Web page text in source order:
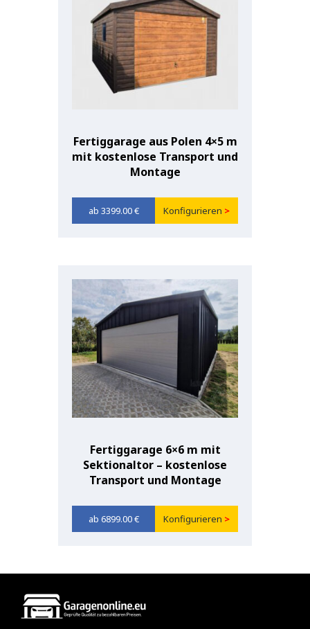
Fertiggarage aus Polen 4×5 m
mit kostenlose Transport und
Montage
3399.00€ Konfigurieren
Fertiggarage 6×6 m mit
Sektionaltor – kostenlose
Transport und Montage
6899.00€ Konfigurieren